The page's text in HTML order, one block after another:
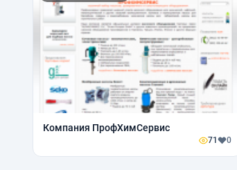
Компания ПрофХимСервис
71 0